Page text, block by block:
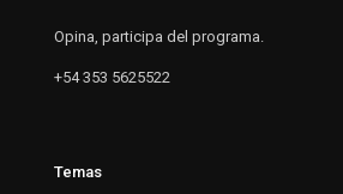
Opina, participa del programa.
+54 353 5625522
Temas